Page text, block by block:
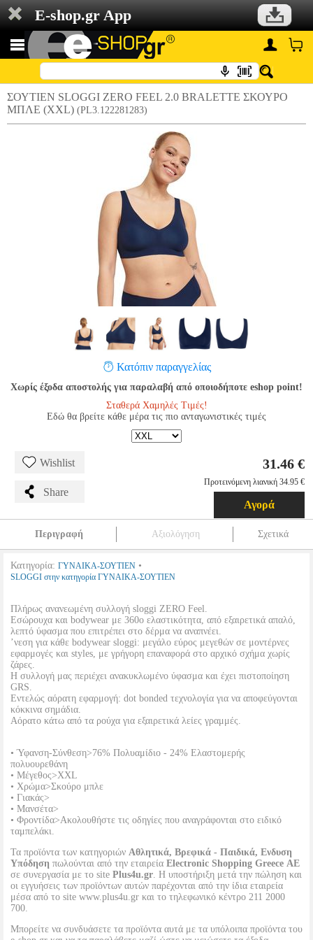
E-shop.gr App
ΣΟΥΤΙΕΝ SLOGGI ZERO FEEL 2.0 BRALETTE ΣΚΟΥΡΟ
ΜΠΛΕ (XXL) (PL3.122281283)
Κατόπιν παραγγελίας
Χωρίς έξοδα αποστολής για παραλαβή από οποιοδήποτε eshop point!
Σταθερά Χαμηλές Τιμές!
Εδώ θα βρείτε κάθε μέρα τις πιο ανταγωνιστικές τιμές
Wishlist
Share
31.46 €
Προτεινόμενη λιανική 34.95 €
Αγορά
Περιγραφή Αξιολόγηση Σχετικά
Κατηγορία: ΓΥΝΑΙΚΑ-ΣΟΥΤΙΕΝ •
SLOGGI στην κατηγορία ΓΥΝΑΙΚΑ-ΣΟΥΤΙΕΝ
Πλήρως ανανεωμένη συλλογή sloggi ZERO Feel.
Εσώρουχα και bodywear με 360ο ελαστικότητα, από εξαιρετικά απαλό,
λεπτό ύφασμα που επιτρέπει στο δέρμα να αναπνέει.
’νεση για κάθε bodywear sloggi: μεγάλο εύρος μεγεθών σε μοντέρνες
εφαρμογές και styles, με γρήγορη επαναφορά στο αρχικό σχήμα χωρίς
ζάρες.
Η συλλογή μας περιέχει ανακυκλωμένο ύφασμα και έχει πιστοποίηση
GRS.
Εντελώς αόρατη εφαρμογή: dot bonded τεχνολογία για να αποφεύγονται
κόκκινα σημάδια.
Αόρατο κάτω από τα ρούχα για εξαιρετικά λείες γραμμές.
• Ύφανση-Σύνθεση>76% Πολυαμίδιο - 24% Ελαστομερής
πολυουρεθάνη
• Μέγεθος>XXL
• Χρώμα>Σκούρο μπλε
• Γιακάς>
• Μανσέτα>
• Φροντίδα>Ακολουθήστε τις οδηγίες που αναγράφονται στο ειδικό
ταμπελάκι.
Τα προϊόντα των κατηγοριών Αθλητικά, Βρεφικά - Παιδικά, Ενδυση
Υπόδηση πωλούνται από την εταιρεία Electronic Shopping Greece ΑΕ
σε συνεργασία με το site Plus4u.gr. Η υποστήριξη μετά την πώληση και
οι εγγυήσεις των προϊόντων αυτών παρέχονται από την ίδια εταιρεία
μέσα από το site www.plus4u.gr και το τηλεφωνικό κέντρο 211 2000
700.
Μπορείτε να συνδυάσετε τα προϊόντα αυτά με τα υπόλοιπα προϊόντα του